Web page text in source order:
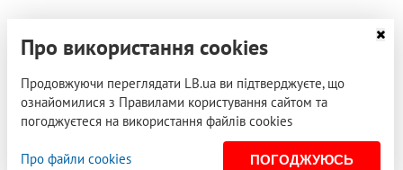
Про використання cookies
Продовжуючи переглядати LB.ua ви підтверджуєте, що
ознайомилися з Правилами користування сайтом та
погоджуєтеся на використання файлів cookies
Про файли cookies ПОГОДЖУЮСЬ